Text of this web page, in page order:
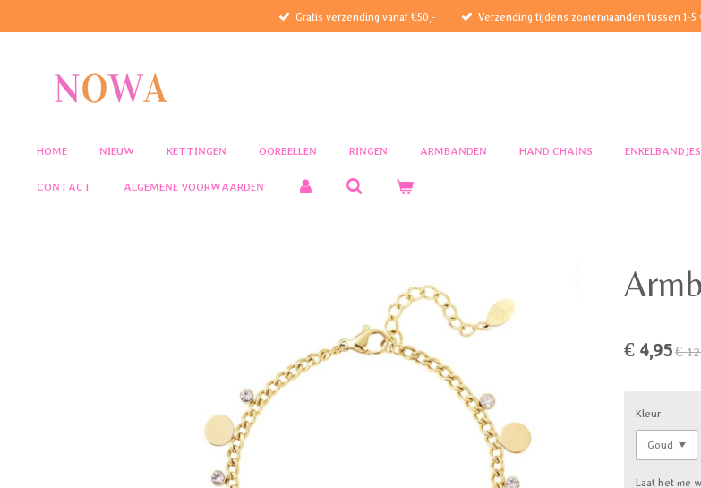
hoofdinhoud
Gratis verzending vanaf €50,- Verzending tijdens zomermaanden tussen 1-5
HOME NIEUW KETTINGEN OORBELLEN RINGEN ARMBANDEN HAND CHAINS ENKELBANDJES
CONTACT ALGEMENE VOORWAARDEN
€ 4,95€
Kleur
Laat het me